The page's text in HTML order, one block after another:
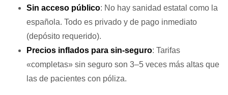
Sin acceso público: No hay sanidad estatal como la
española. Todo es privado y de pago inmediato
(depósito requerido).
Precios inflados para sin-seguro: Tarifas
«completas» sin seguro son 3–5 veces más altas que
las de pacientes con póliza.